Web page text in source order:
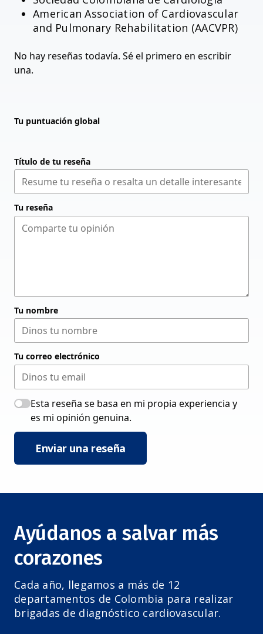
American Association of Cardiovascular
and Pulmonary Rehabilitation (AACVPR)
No hay reseñas todavía. Sé el primero en escribir
una.
Tu puntuación global
Título de tu reseña
Tu reseña
Tu nombre
Tu correo electrónico
Esta reseña se basa en mi propia experiencia y
es mi opinión genuina.
Enviar una reseña
Ayúdanos a salvar más
corazones
Cada año, llegamos a más de 12
departamentos de Colombia para realizar
brigadas de diagnóstico cardiovascular.